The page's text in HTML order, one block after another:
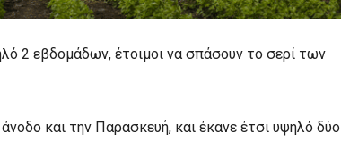
2 εβδομάδων, έτοιμοι να σπάσουν το σερί των
και την Παρασκευή, και έκανε έτσι υψηλό δύο